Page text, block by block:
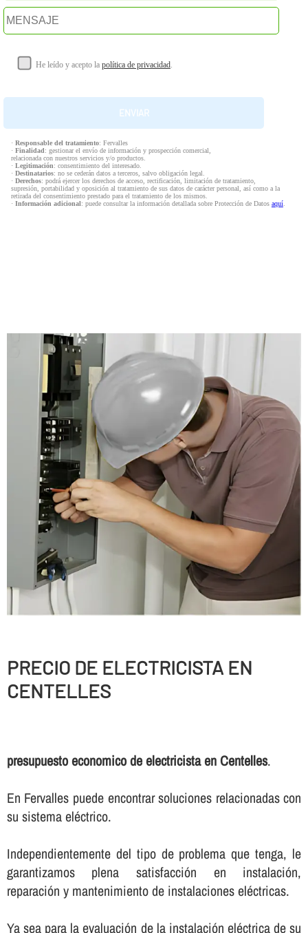
He leído y acepto la política de privacidad.
· Responsable del tratamiento: Fervalles
· Finalidad: gestionar el envío de información y prospección comercial,
relacionada con nuestros servicios y/o productos.
· Legitimación: consentimiento del interesado.
· Destinatarios: no se cederán datos a terceros, salvo obligación legal.
· Derechos: podrá ejercer los derechos de acceso, rectificación, limitación de tratamiento,
supresión, portabilidad y oposición al tratamiento de sus datos de carácter personal, así como a la
retirada del consentimiento prestado para el tratamiento de los mismos.
· Información adicional: puede consultar la información detallada sobre Protección de Datos aquí.
PRECIO DE ELECTRICISTA EN
CENTELLES
presupuesto economico de electricista en Centelles.
En Fervalles puede encontrar soluciones relacionadas con
su sistema eléctrico.
Independientemente del tipo de problema que tenga, le
garantizamos plena satisfacción en instalación,
reparación y mantenimiento de instalaciones eléctricas.
Ya sea para la evaluación de la instalación eléctrica de su